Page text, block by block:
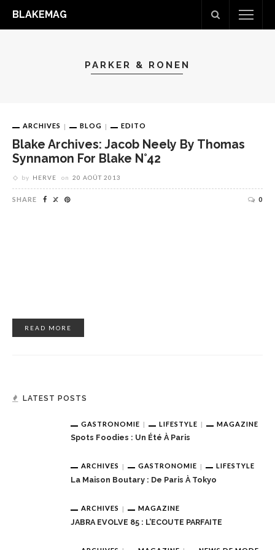
BLAKEMAG
PARKER & RONEN
ARCHIVES BLOG EDITO
Blake Archives: Jacob Neely By Thomas
Synnamon For Blake N°42
by HERVE on 20 AOÛT 2013
SHARE 0
READ MORE
LATEST POSTS
GASTRONOMIE LIFESTYLE MAGAZINE
Spots Foodies : Un Été À Paris
ARCHIVES GASTRONOMIE LIFESTYLE
La Maison Boutary : De Paris À Tokyo
ARCHIVES MAGAZINE
JABRA EVOLVE 85 : L’ECOUTE PARFAITE